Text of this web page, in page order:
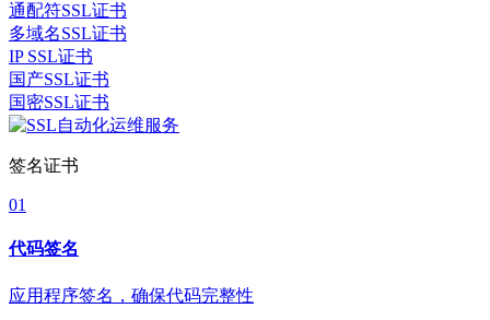
通配符SSL证书
多域名SSL证书
IP SSL证书
国产SSL证书
国密SSL证书
签名证书
01
代码签名
应用程序签名，确保代码完整性